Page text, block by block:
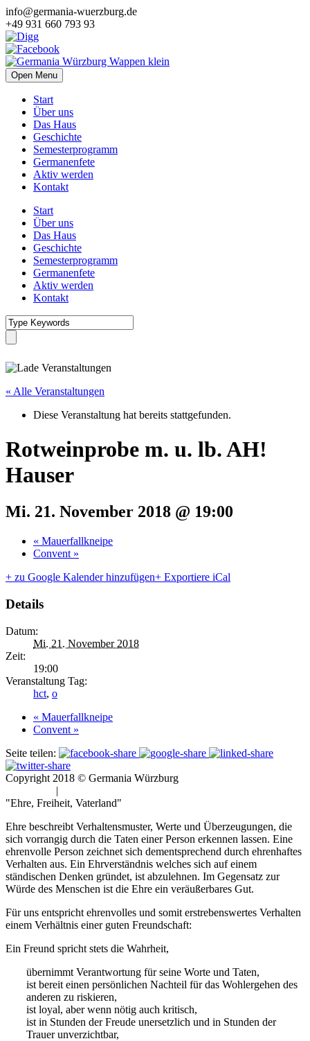
info@germania-wuerzburg.de
+49 931 660 793 93
Open Menu
Start
Über uns
Das Haus
Geschichte
Semesterprogramm
Germanenfete
Aktiv werden
Kontakt
Start
Über uns
Das Haus
Geschichte
Semesterprogramm
Germanenfete
Aktiv werden
Kontakt
« Alle Veranstaltungen
Diese Veranstaltung hat bereits stattgefunden.
Rotweinprobe m. u. lb. AH!
Hauser
Mi. 21. November 2018 @ 19:00
« Mauerfallkneipe
Convent »
+ zu Google Kalender hinzufügen+ Exportiere iCal
Details
Datum:
Mi. 21. November 2018
Zeit:
19:00
Veranstaltung Tag:
hct, o
« Mauerfallkneipe
Convent »
Seite teilen:
Copyright 2018 © Germania Würzburg
|
"Ehre, Freiheit, Vaterland"
Ehre beschreibt Verhaltensmuster, Werte und Überzeugungen, die
sich vorrangig durch die Taten einer Person erkennen lassen. Eine
ehrenvolle Person zeichnet sich dementsprechend durch ehrenhaftes
Verhalten aus. Ein Ehrverständnis welches sich auf einem
ständischen Denken gründet, ist abzulehnen. Im Gegensatz zur
Würde des Menschen ist die Ehre ein veräußerbares Gut.
Für uns entspricht ehrenvolles und somit erstrebenswertes Verhalten
einem Verhältnis einer guten Freundschaft:
Ein Freund spricht stets die Wahrheit,
übernimmt Verantwortung für seine Worte und Taten,
ist bereit einen persönlichen Nachteil für das Wohlergehen des
anderen zu riskieren,
ist loyal, aber wenn nötig auch kritisch,
ist in Stunden der Freude unersetzlich und in Stunden der
Trauer unverzichtbar,